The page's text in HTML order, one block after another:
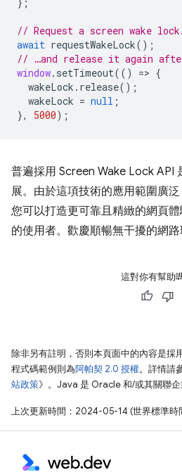
// Request a screen wake
await requestWakeLock();
// …and release it again
window. setTimeout(() => {
wakeLock . release();
wakeLock = null ;
},
5000);
普遍採用 Screen Wake Lock API
展。由於這項技術的應用範圍廣
您可以打造更可靠且精緻的網頁
的使用者。歡慶順暢無干擾的網路
這對你有幫助
除非另有註明，否則本頁面中的內容是採
程式碼範例則為阿帕契 2.0 授權。詳情請
站政策》。Java 是 Oracle 和/或其關聯企
上次更新時間：2024-05-14 (世界標準時